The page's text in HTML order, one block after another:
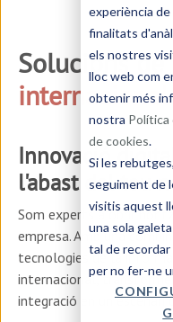
experiència de
finalitats
els nostres
lloc web com
obtenir més
nostra Política
de cookies.
Si les
seguiment de
visitis aquest
una sola
tal de
per no fer-ne
Solucions de
internacional
Innovació
l'abast del teu
Som experts a obrir
empresa. Amb una
tecnologies de la
internacional,
integració en un escenari